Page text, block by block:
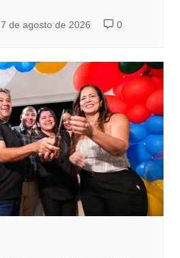
7 de agosto de 2026 0